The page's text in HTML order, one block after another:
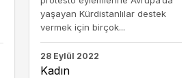
yaşayan Kürdistanlılar destek
vermek için birçok...
28 Eylül 2022
Kadın